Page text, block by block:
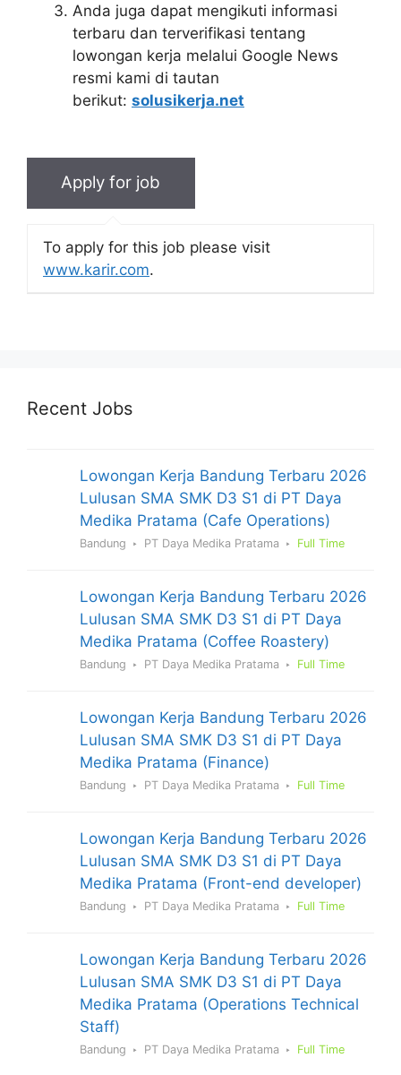
Anda juga dapat mengikuti informasi
terbaru dan terverifikasi tentang
lowongan kerja melalui Google News
resmi kami di tautan
berikut: solusikerja.net
To apply for this job please visit
www.karir.com.
Recent Jobs
Lowongan Kerja Bandung Terbaru 2026
Lulusan SMA SMK D3 S1 di PT Daya
Medika Pratama (Cafe Operations)
Bandung PT Daya Medika Pratama Full Time
Lowongan Kerja Bandung Terbaru 2026
Lulusan SMA SMK D3 S1 di PT Daya
Medika Pratama (Coffee Roastery)
Bandung PT Daya Medika Pratama Full Time
Lowongan Kerja Bandung Terbaru 2026
Lulusan SMA SMK D3 S1 di PT Daya
Medika Pratama (Finance)
Bandung PT Daya Medika Pratama Full Time
Lowongan Kerja Bandung Terbaru 2026
Lulusan SMA SMK D3 S1 di PT Daya
Medika Pratama (Front-end developer)
Bandung PT Daya Medika Pratama Full Time
Lowongan Kerja Bandung Terbaru 2026
Lulusan SMA SMK D3 S1 di PT Daya
Medika Pratama (Operations Technical
Staff)
Bandung PT Daya Medika Pratama Full Time